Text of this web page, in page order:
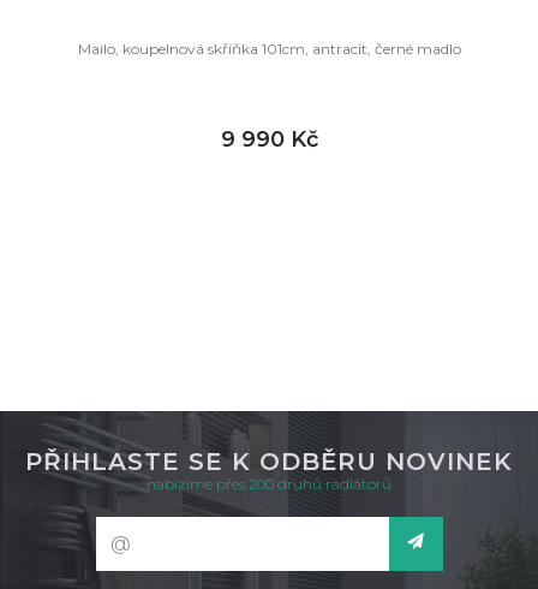
Mailo, koupelnová skříňka 101cm, antracit, černé madlo
9 990 Kč
PŘIHLASTE SE K ODBĚRU NOVINEK
nabízíme přes 200 druhů radiátorů